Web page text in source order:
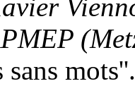
sans mots''.